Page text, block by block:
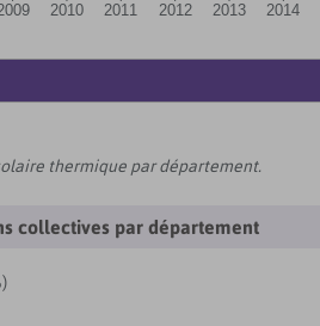
2010 2011 2012 2013 2014
thermique par département.
collectives par département